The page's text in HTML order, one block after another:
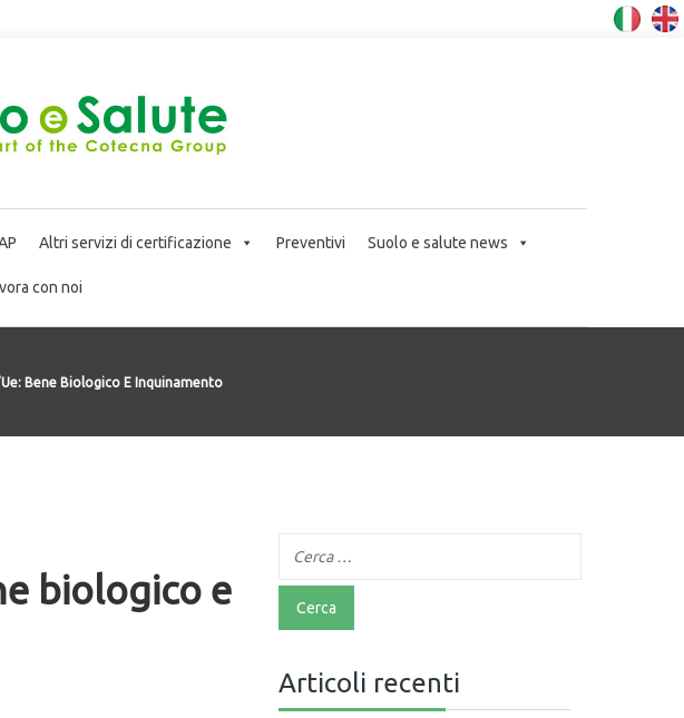
Altri servizi di certificazione Preventivi Suolo e salute news
con noi
Bene Biologico E Inquinamento
biologico e
Articoli recenti